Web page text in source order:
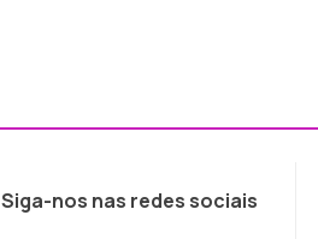
Siga-nos nas redes sociais